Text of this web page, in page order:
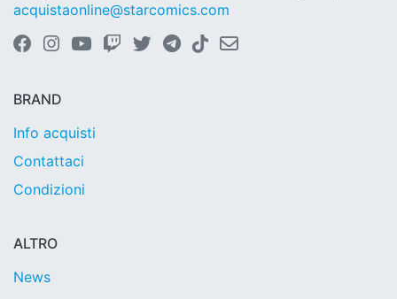
acquistaonline@starcomics.com
BRAND
Info acquisti
Contattaci
Condizioni
ALTRO
News